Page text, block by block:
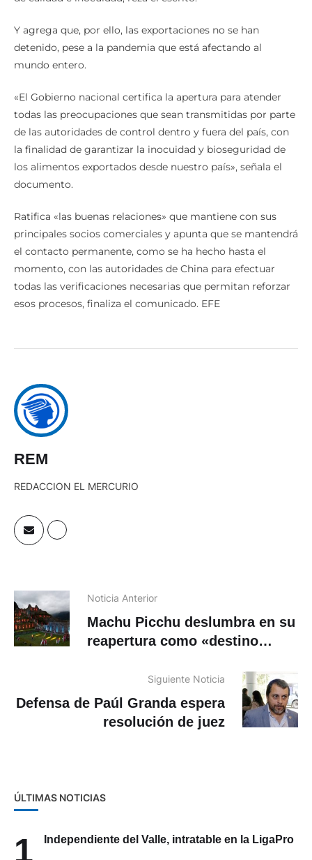
Y agrega que, por ello, las exportaciones no se han
detenido, pese a la pandemia que está afectando al
mundo entero.
«El Gobierno nacional certifica la apertura para atender
todas las preocupaciones que sean transmitidas por parte
de las autoridades de control dentro y fuera del país, con
la finalidad de garantizar la inocuidad y bioseguridad de
los alimentos exportados desde nuestro país», señala el
documento.
Ratifica «las buenas relaciones» que mantiene con sus
principales socios comerciales y apunta que se mantendrá
el contacto permanente, como se ha hecho hasta el
momento, con las autoridades de China para efectuar
todas las verificaciones necesarias que permitan reforzar
esos procesos, finaliza el comunicado. EFE
REM
REDACCION EL MERCURIO
Noticia Anterior
Machu Picchu deslumbra en su
reapertura como «destino
Siguiente Noticia
Defensa de Paúl Granda espera
resolución de juez
ÚLTIMAS NOTICIAS
1 Independiente del Valle, intratable en la LigaPro